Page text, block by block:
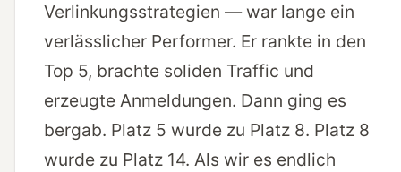
Verlinkungsstrategien — war lange ein
verlässlicher Performer. Er rankte in den
Top 5, brachte soliden Traffic und
erzeugte Anmeldungen. Dann ging es
bergab. Platz 5 wurde zu Platz 8. Platz 8
wurde zu Platz 14. Als wir es endlich